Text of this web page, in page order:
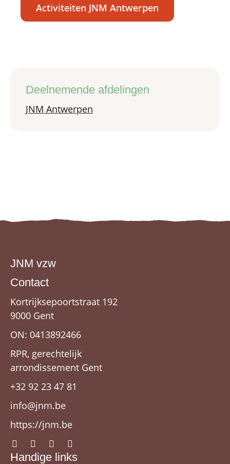
Activiteiten JNM Antwerpen
Deelnemende afdelingen
JNM Antwerpen
JNM vzw
Contact
Kortrijksepoortstraat 192
9000 Gent
ON: 0413892466
RPR, gerechtelijk
arrondissement Gent
+32 92 23 47 81
info@jnm.be
https://jnm.be
Handige links